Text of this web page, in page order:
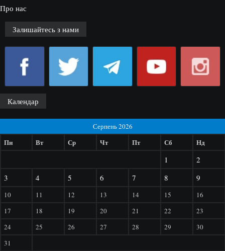
Про нас
Залишайтесь з нами
Календар
Серпень 2026
Пн Вт Ср Чт Пт Сб Нд
1
2
3
4 5 6 7 8 9
10 11 12 13 14 15
16
17
18 19 20 21 22
23
24
25 26 27 28 29
30
31